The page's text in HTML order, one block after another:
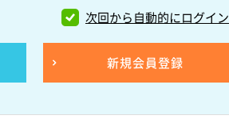
次回から自動的にログイン
新規会員登録